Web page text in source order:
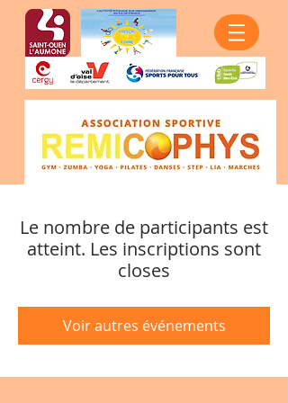
Le nombre de participants est
atteint. Les inscriptions sont
closes
Voir autres événements